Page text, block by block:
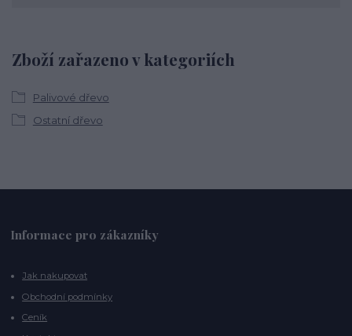
Zboží zařazeno v kategoriích
Palivové dřevo
Ostatní dřevo
Informace pro zákazníky
Jak nakupovat
Obchodní podmínky
Ceník